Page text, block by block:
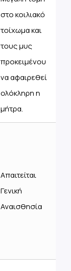
στο κοιλιακό
τοίχωμα και
τους μυς
προκειμένου
να αφαιρεθεί
ολόκληρη η
μήτρα.
Απαιτείται
Γενική
Αναισθησία